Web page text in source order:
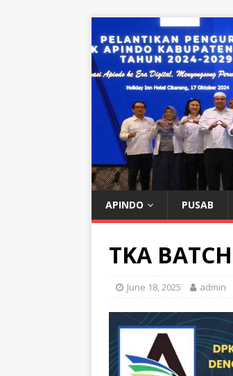
APINDO PUSAB
TKA
June 18, 2025 admin